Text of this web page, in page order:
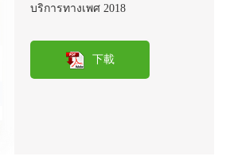
บริการทางเพศ 2018
下載